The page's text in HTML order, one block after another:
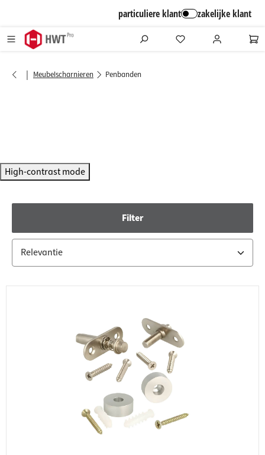
particuliere klant zakelijke klant
| Meubelscharnieren Penbanden
High-contrast mode
Filter